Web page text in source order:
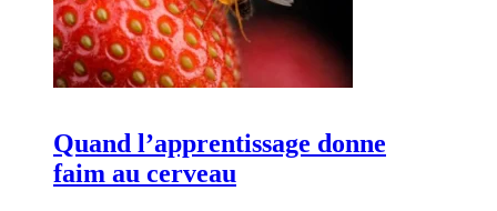
Quand l’apprentissage donne
faim au cerveau